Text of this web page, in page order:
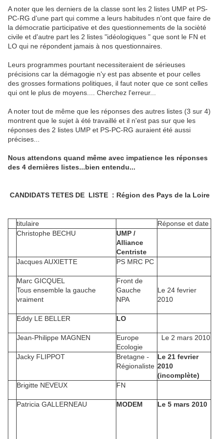
A noter que les derniers de la classe sont les 2 listes UMP et PS-
PC-RG d'une part qui comme a leurs habitudes n'ont que faire de
la démocratie participative et des questionnements de la socièté
civile et d'autre part les 2 listes "idéologiques " que sont le FN et
LO qui ne répondent jamais à nos questionnaires.
Leurs programmes pourtant necessiteraient de sérieuses
précisions car la démagogie n'y est pas absente et pour celles
des grosses formations politiques, il faut noter que ce sont celles
qui ont le plus de moyens.... Cherchez l'erreur...
A noter tout de même que les réponses des autres listes (3 sur 4)
montrent que le sujet à été travaillé et il n'est pas sur que les
réponses des 2 listes UMP et PS-PC-RG auraient été aussi
précises...
Nous attendons quand même avec impatience les réponses
des 4 dernières listes...bien entendu...
CANDIDATS TETES DE LISTE : Région des Pays de la Loire
titulaire
Réponse et date
Christophe BECHU
UMP /
Alliance
Centriste
Jacques AUXIETTE
PS MRC PC
Marc GICQUEL
Tous ensemble la gauche
vraiment
Front de
Gauche
NPA
Le 24 fevrier
2010
Eddy LE BELLER LO
Jean-Philippe MAGNEN
Europe
Ecologie
Le 2 mars 2010
Jacky FLIPPOT
Bretagne -
Régionaliste
Le 21 fevrier
2010
(incomplète)
Brigitte NEVEUX
FN
Patricia GALLERNEAU MODEM Le 5 mars 2010